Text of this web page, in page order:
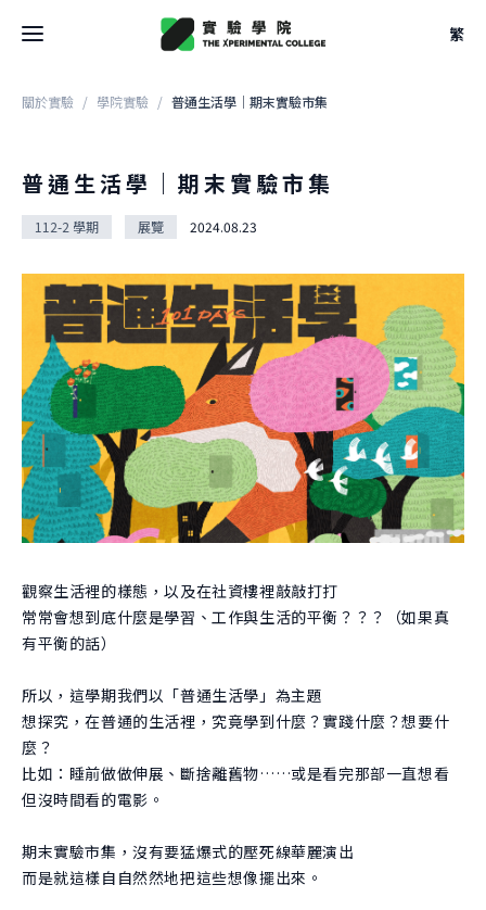
繁
最新消息
關於學院
關於學院
關於空間
關於空間
駐地
借用
校學士
申請方式
文件
團隊
關於課程
關於課程
本學期課表
曾開設課程
關於實驗
關於實驗
學生實驗
學院實驗
跨域共振
捐款支持
友好單位
創新與創造力研究中心
旭立文教基金會
關於實驗 / 學院實驗 / 普通生活學｜期末實驗市集
普通生活學｜期末實驗市集
112-2 學期 展覽 2024.08.23
觀察生活裡的樣態，以及在社資樓裡敲敲打打
常常會想到底什麼是學習、工作與生活的平衡？？？（如果真
有平衡的話）
所以，這學期我們以「普通生活學」為主題
想探究，在普通的生活裡，究竟學到什麼？實踐什麼？想要什
麼？
比如：睡前做做伸展、斷捨離舊物……或是看完那部一直想看
但沒時間看的電影。
期末實驗市集，沒有要猛爆式的壓死線華麗演出
而是就這樣自自然然地把這些想像擺出來。